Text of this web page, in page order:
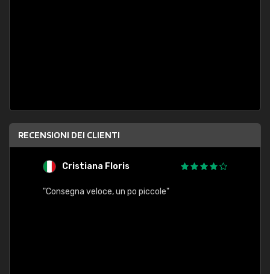
RECENSIONI DEI CLIENTI
Cristiana Floris
"Consegna veloce, un po piccole"